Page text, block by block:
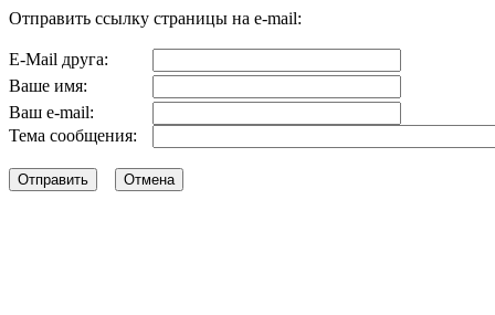
Отправить ссылку страницы на e-mail:
E-Mail друга:
Ваше имя:
Ваш e-mail:
Тема сообщения: